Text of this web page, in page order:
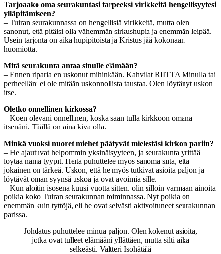
Tarjoaako oma seurakuntasi tarpeeksi virikkeitä hengellisyytesi
ylläpitämiseen?
– Tuiran seurakunnassa on hengellisiä virikkeitä, mutta olen
sanonut, että pitäisi olla vähemmän sirkushupia ja enemmän leipää.
Usein tarjonta on aika hupipitoista ja Kristus jää kokonaan
huomiotta.
Mitä seurakunta antaa sinulle elämään?
– Ennen riparia en uskonut mihinkään. Kahvilat RIITTAMinulla tai
perheelläni ei ole mitään uskonnollista taustaa. Olen löytänyt uskon
itse.
Oletko onnellinen kirkossa?
– Koen olevani onnellinen, koska saan tulla kirkkoon omana
itsenäni. Täällä on aina kiva olla.
Minkä vuoksi nuoret miehet päätyvät mielestäsi kirkon pariin?
– He ajautuvat helpommin yksinäisyyteen, ja seurakunta yrittää
löytää nämä tyypit. Heitä puhuttelee myös sanoma siitä, että
jokainen on tärkeä. Uskon, että he myös tutkivat asioita paljon ja
löytävät oman syynsä uskoa ja ovat avoimia sille.
– Kun aloitin isosena kuusi vuotta sitten, olin silloin varmaan ainoita
poikia koko Tuiran seurakunnan toiminnassa. Nyt poikia on
enemmän kuin tyttöjä, eli he ovat selvästi aktivoituneet seurakunnan
parissa.
Johdatus puhuttelee minua paljon. Olen kokenut asioita,
jotka ovat tulleet elämääni yllättäen, mutta silti aika
selkeästi. Valtteri Isohätälä